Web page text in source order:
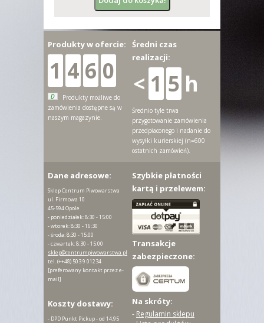
Produkty w ofercie:
1 4 6 0
D
Produkty możliwe do
zamówienia dostępne są w
naszym magazynie.
Średni czas
realizacji:
< 1 5 h
Średnio tyle trwa
przygotowanie zamówienia
przedpłaconego i nadanie do
wysyłki kurierskiej (n=600
ostatnich zamówień).
Dane adresowe:
Sklep Centrum Piwowarstwa
ul. Firmowa 10
45-594 Opole
- poniedziałek: 8:30 - 15:00
- wtorek: 8:30 - 16:30
- środa: 8:30 - 15:00
- czwartek: 8:30 - 15:00
sklep@centrumpiwowarstwa.pl
tel.(++48) 503 9 01234
[preferowany kontakt przez e-
mail]
Szybkie płatności
kartą i przelewem:
Transakcje
zabezpieczone:
Koszty dostawy:
- DPD Punkt Pickup - od 14,95
Na skróty:
- Regulamin sklepu